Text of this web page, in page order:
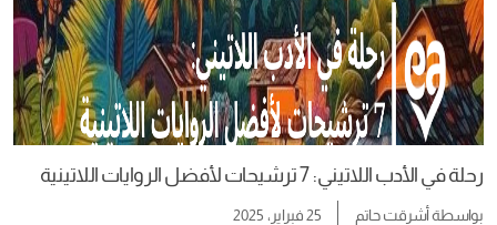
رحلة في الأدب اللاتيني: 7 ترشيحات لأفضل الروايات اللاتينية
بواسطةأشرقت حاتم 25 فبراير، 2025